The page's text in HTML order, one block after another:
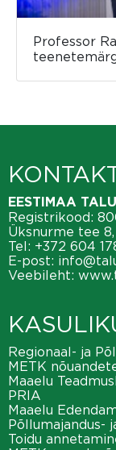
Professor
EESTIMAA
Registrikood:
Üksnurme tee
Tel: +372 604
E-post:
Veebileht:
Regionaal- ja
METK
Maaelu
PRIA
Maaelu
Põllumajandus-
Toidu